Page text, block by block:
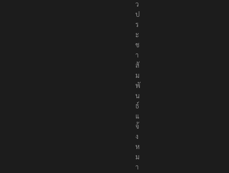
ข่
า
ว
ป
ร
ะ
ช
า
สั
ม
พั
น
ธ์
แ
จ้
ง
ห